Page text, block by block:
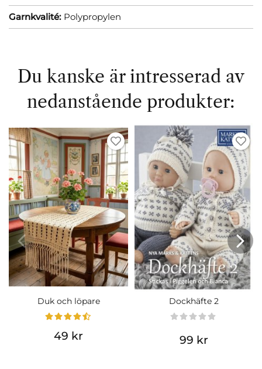
Garnkvalité: Polypropylen
Du kanske är intresserad av
nedanstående produkter:
Duk och löpare
49 kr
Dockhäfte 2
99 kr